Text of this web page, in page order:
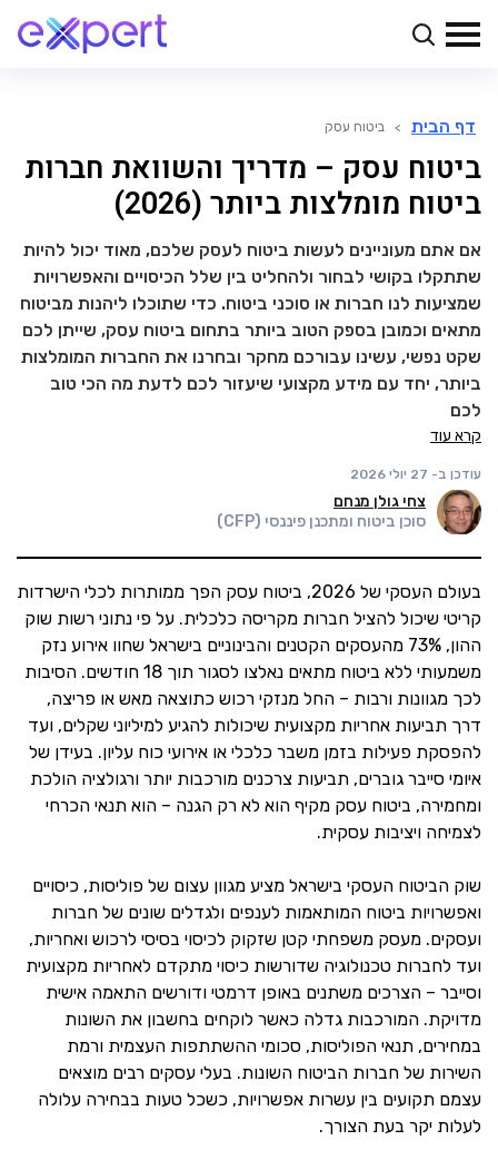
דף הבית > ביטוח עסק
ביטוח עסק – מדריך והשוואת חברות
ביטוח מומלצות ביותר (2026)
אם אתם מעוניינים לעשות ביטוח לעסק שלכם, מאוד יכול להיות
שתתקלו בקושי לבחור ולהחליט בין שלל הכיסויים והאפשרויות
שמציעות לנו חברות או סוכני ביטוח. כדי שתוכלו ליהנות מביטוח
מתאים וכמובן בספק הטוב ביותר בתחום ביטוח עסק, שייתן לכם
שקט נפשי, עשינו עבורכם מחקר ובחרנו את החברות המומלצות
ביותר, יחד עם מידע מקצועי שיעזור לכם לדעת מה הכי טוב
לכם
קרא עוד
עודכן ב- 27 יולי 2026
צחי גולן מנחם
סוכן ביטוח ומתכנן פיננסי (CFP)
בעולם העסקי של 2026, ביטוח עסק הפך ממותרות לכלי הישרדות
קריטי שיכול להציל חברות מקריסה כלכלית. על פי נתוני רשות שוק
ההון, 73% מהעסקים הקטנים והבינוניים בישראל שחוו אירוע נזק
משמעותי ללא ביטוח מתאים נאלצו לסגור תוך 18 חודשים. הסיבות
לכך מגוונות ורבות – החל מנזקי רכוש כתוצאה מאש או פריצה,
דרך תביעות אחריות מקצועית שיכולות להגיע למיליוני שקלים, ועד
להפסקת פעילות בזמן משבר כלכלי או אירועי כוח עליון. בעידן של
איומי סייבר גוברים, תביעות צרכנים מורכבות יותר ורגולציה הולכת
ומחמירה, ביטוח עסק מקיף הוא לא רק הגנה – הוא תנאי הכרחי
לצמיחה ויציבות עסקית.
שוק הביטוח העסקי בישראל מציע מגוון עצום של פוליסות, כיסויים
ואפשרויות ביטוח המותאמות לענפים ולגדלים שונים של חברות
ועסקים. מעסק משפחתי קטן שזקוק לכיסוי בסיסי לרכוש ואחריות,
ועד לחברות טכנולוגיה שדורשות כיסוי מתקדם לאחריות מקצועית
וסייבר – הצרכים משתנים באופן דרמטי ודורשים התאמה אישית
מדויקת. המורכבות גדלה כאשר לוקחים בחשבון את השונות
במחירים, תנאי הפוליסות, סכומי ההשתתפות העצמית ורמת
השירות של חברות הביטוח השונות. בעלי עסקים רבים מוצאים
עצמם תקועים בין עשרות אפשרויות, כשכל טעות בבחירה עלולה
לעלות יקר בעת הצורך.